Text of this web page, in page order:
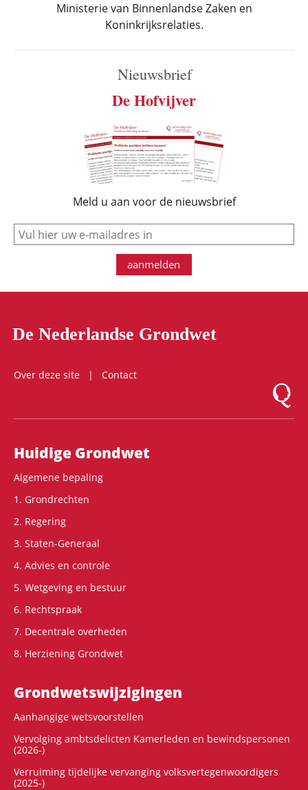
Ministerie van Binnenlandse Zaken en
Koninkrijksrelaties.
Nieuwsbrief
De Hofvijver
Meld u aan voor de nieuwsbrief
e-mail
aanmelden
De Nederlandse Grondwet
Over deze site
Contact
Logo
Hoofdnavigatie
Huidige Grondwet
Algemene bepaling
1. Grondrechten
2. Regering
3. Staten-Generaal
4. Advies en controle
5. Wetgeving en bestuur
6. Rechtspraak
7. Decentrale overheden
8. Herziening Grondwet
Grondwets­wijzigingen
Aanhangige wetsvoorstellen
Vervolging ambtsdelicten Kamerleden en bewindspersonen
(2026-)
Verruiming tijdelijke vervanging volksvertegenwoordigers
(2025-)